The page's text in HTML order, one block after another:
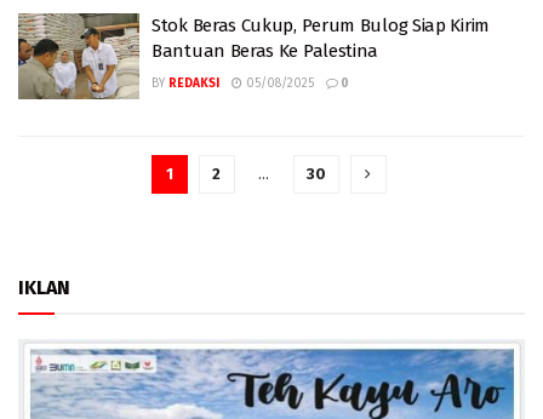
Stok Beras Cukup, Perum Bulog Siap Kirim
Bantuan Beras Ke Palestina
BY REDAKSI 05/08/2025 0
1 2 … 30
IKLAN